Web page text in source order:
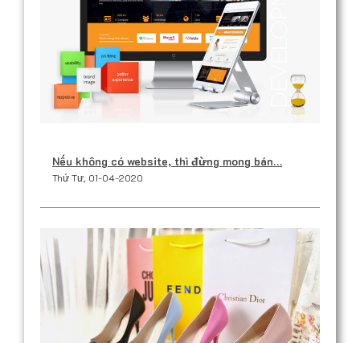
Nếu không có website, thì đừng mong bán…
Thứ Tư, 01-04-2020